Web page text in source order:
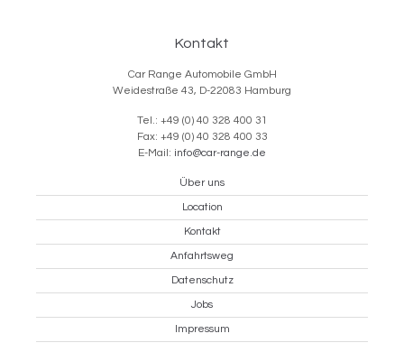
Kontakt
Car Range Automobile GmbH
Weidestraße 43, D-22083 Hamburg
Tel.: +49 (0) 40 328 400 31
Fax: +49 (0) 40 328 400 33
E-Mail: info@car-range.de
Über uns
Location
Kontakt
Anfahrtsweg
Datenschutz
Jobs
Impressum